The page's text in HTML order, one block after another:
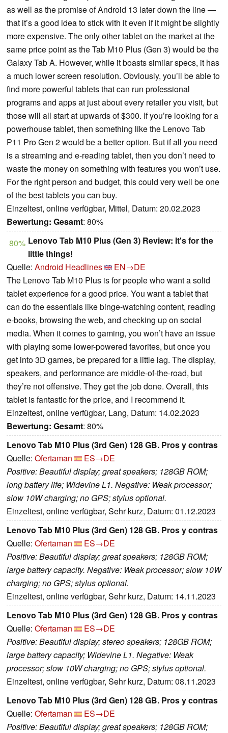
as well as the promise of Android 13 later down the line —
that it’s a good idea to stick with it even if it might be slightly
more expensive. The only other tablet on the market at the
same price point as the Tab M10 Plus (Gen 3) would be the
Galaxy Tab A. However, while it boasts similar specs, it has
a much lower screen resolution. Obviously, you’ll be able to
find more powerful tablets that can run professional
programs and apps at just about every retailer you visit, but
those will all start at upwards of $300. If you’re looking for a
powerhouse tablet, then something like the Lenovo Tab
P11 Pro Gen 2 would be a better option. But if all you need
is a streaming and e-reading tablet, then you don’t need to
waste the money on something with features you won’t use.
For the right person and budget, this could very well be one
of the best tablets you can buy.
Einzeltest, online verfügbar, Mittel, Datum: 20.02.2023
Bewertung: Gesamt: 80%
80% Lenovo Tab M10 Plus (Gen 3) Review: It's for the
little things!
Quelle: Android Headlines
EN→DE
The Lenovo Tab M10 Plus is for people who want a solid
tablet experience for a good price. You want a tablet that
can do the essentials like binge-watching content, reading
e-books, browsing the web, and checking up on social
media. When it comes to gaming, you won’t have an issue
with playing some lower-powered favorites, but once you
get into 3D games, be prepared for a little lag. The display,
speakers, and performance are middle-of-the-road, but
they’re not offensive. They get the job done. Overall, this
tablet is fantastic for the price, and I recommend it.
Einzeltest, online verfügbar, Lang, Datum: 14.02.2023
Bewertung: Gesamt: 80%
Lenovo Tab M10 Plus (3rd Gen) 128 GB. Pros y contras
Quelle: Ofertaman
ES→DE
Positive: Beautiful display; great speakers; 128GB ROM;
long battery life; Widevine L1. Negative: Weak processor;
slow 10W charging; no GPS; stylus optional.
Einzeltest, online verfügbar, Sehr kurz, Datum: 01.12.2023
Lenovo Tab M10 Plus (3rd Gen) 128 GB. Pros y contras
Quelle: Ofertaman
ES→DE
Positive: Beautiful display; great speakers; 128GB ROM;
large battery capacity. Negative: Weak processor; slow 10W
charging; no GPS; stylus optional.
Einzeltest, online verfügbar, Sehr kurz, Datum: 14.11.2023
Lenovo Tab M10 Plus (3rd Gen) 128 GB. Pros y contras
Quelle: Ofertaman
ES→DE
Positive: Beautiful display; stereo speakers; 128GB ROM;
large battery capacity; Widevine L1. Negative: Weak
processor; slow 10W charging; no GPS; stylus optional.
Einzeltest, online verfügbar, Sehr kurz, Datum: 08.11.2023
Lenovo Tab M10 Plus (3rd Gen) 128 GB. Pros y contras
Quelle: Ofertaman
ES→DE
Positive: Beautiful display; great speakers; 128GB ROM;